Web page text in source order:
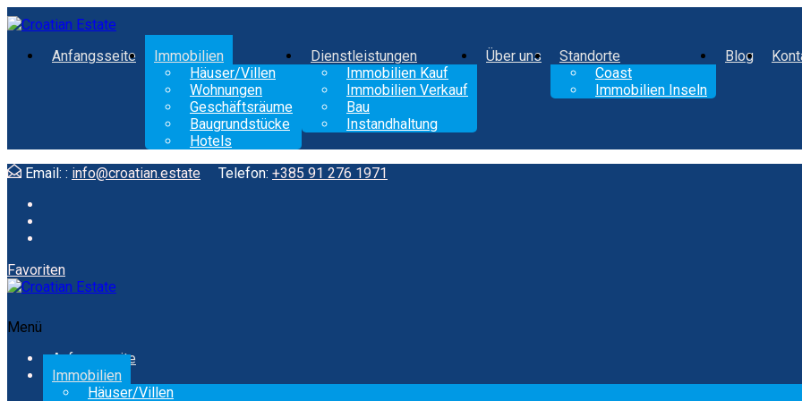
Anfangsseite
Immobilien
Häuser/Villen
Wohnungen
Geschäftsräume
Baugrundstücke
Hotels
Dienstleistungen
Immobilien Kauf
Immobilien Verkauf
Bau
Instandhaltung
Über uns
Standorte
Coast
Immobilien Inseln
Blog
Email: : info@croatian.estate Telefon: +385 91 276 1971
Favoriten
Menü
Anfangsseite
Immobilien
Häuser/Villen